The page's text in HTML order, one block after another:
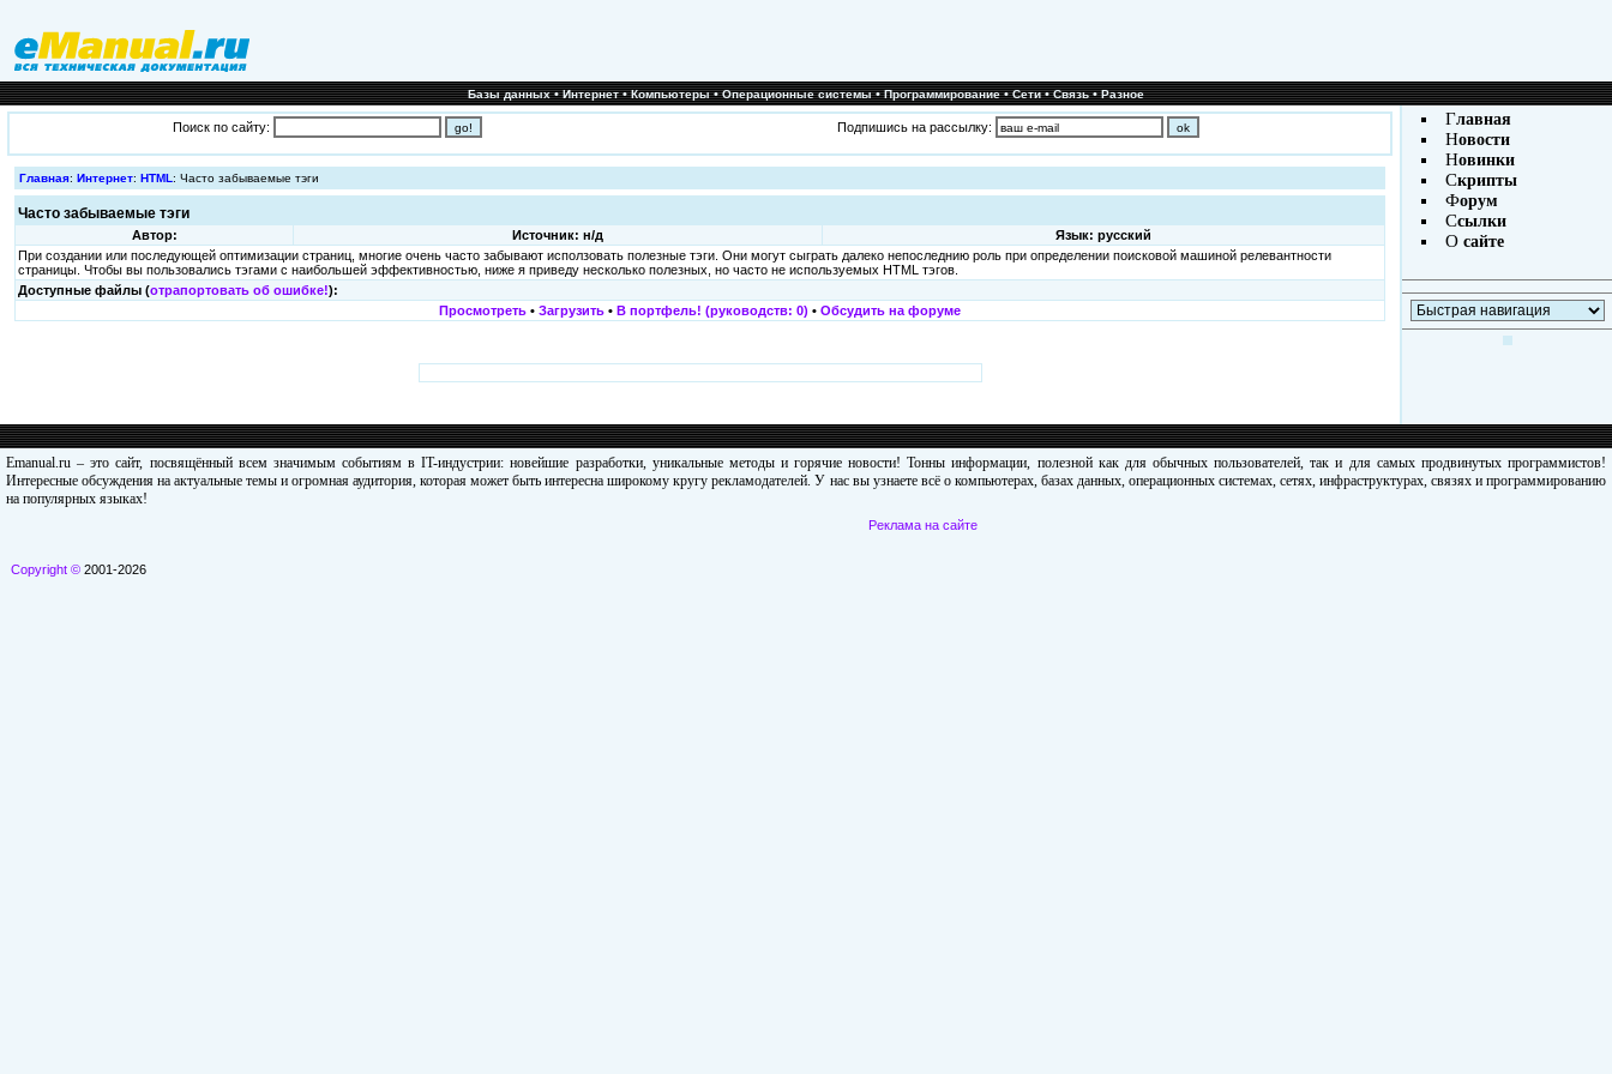
Базы данных•Интернет•Компьютеры•Операционные системы•Программирование•Сети•Связь•Разное
Поиск по сайту: Подпишись на рассылку:
Главная: Интернет: HTML: Часто забываемые тэги
Часто забываемые тэги
Автор: Источник: н/д
Язык: русский
При создании или последующей оптимизации страниц, многие очень часто забывают исползовать полезные тэги. Они могут сыграть далеко непоследнию роль при определении поисковой машиной релевантности
страницы. Чтобы вы пользовались тэгами с наибольшей эффективностью, ниже я приведу несколько полезных, но часто не используемых HTML тэгов.
Доступные файлы (отрапортовать об ошибке!):
Просмотреть • Загрузить • В портфель! (руководств: 0) • Обсудить на форуме
Главная
Новости
Новинки
Скрипты
Форум
Ссылки
Осайте
Emanual.ru – это сайт, посвящённый всем значимым событиям в IT-индустрии: новейшие разработки, уникальные методы и горячие новости! Тонны информации, полезной как для обычных пользователей, так и для самых продвинутых программистов!
Интересные обсуждения на актуальные темы и огромная аудитория, которая может быть интересна широкому кругу рекламодателей. У нас вы узнаете всё о компьютерах, базах данных, операционных системах, сетях, инфраструктурах, связях и программированию
на популярных языках!
Copyright © 2001-2026
Реклама на сайте